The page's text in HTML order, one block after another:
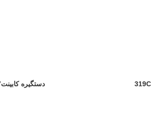
دستگیره کابینت307